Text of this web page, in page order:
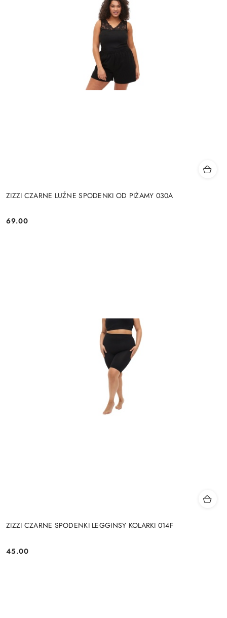
ZIZZI CZARNE LUŹNE SPODENKI OD PIŻAMY 030A
Cena:
69.00
ZIZZI CZARNE SPODENKI LEGGINSY KOLARKI 014F
Cena:
45.00